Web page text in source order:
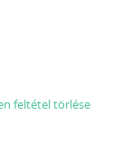
feltétel törlése